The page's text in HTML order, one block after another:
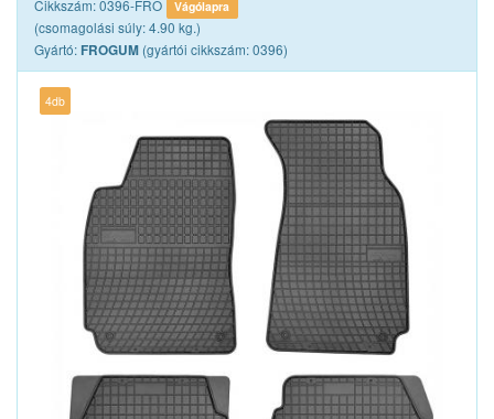
Cikkszám: 0396-FRO Vágólapra
(csomagolási súly: 4.90 kg.)
Gyártó: FROGUM (gyártói cikkszám: 0396)
4db